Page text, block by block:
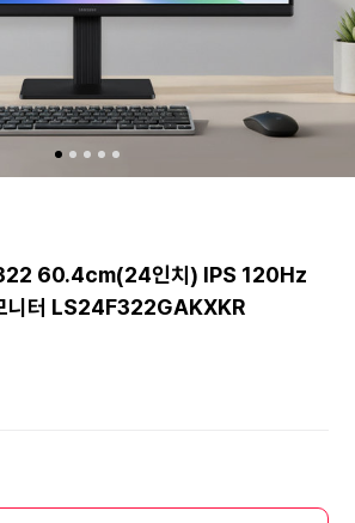
60.4cm(24인치) IPS 120Hz
니터 LS24F322GAKXKR